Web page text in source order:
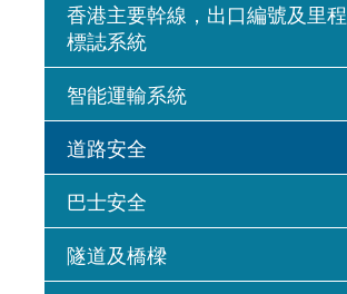
香港主要幹線，出口編號及里程
標誌系統
智能運輸系統
道路安全
巴士安全
隧道及橋樑